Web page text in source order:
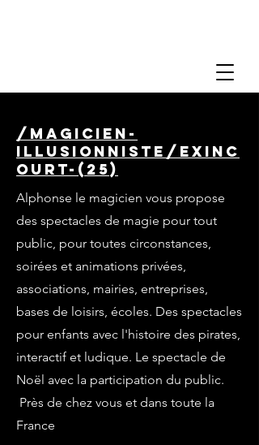
/magicien-
illusionniste/exinc
ourt-(25)
Alphonse le magicien vous propose
des spectacles de magie pour tout
public, pour toutes circonstances,
soirées et animations privées,
associations, mairies, entreprises,
bases de loisirs, écoles. Des spectacles
pour enfants avec l'histoire des pirates,
interactif et ludique. Le spectacle de
Noël avec la participation du public.
Près de chez vous et dans toute la
France